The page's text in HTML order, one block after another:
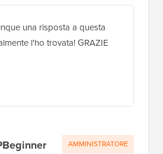
una risposta a questa
l'ho trovata! GRAZIE
AMMINISTRATORE